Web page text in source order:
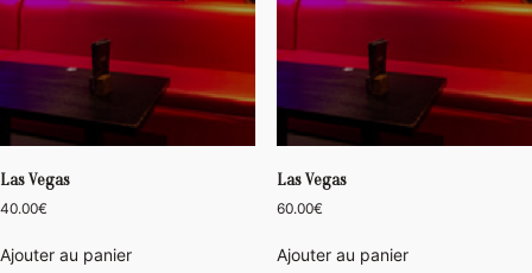
Las Vegas
40.00€
Ajouter au panier
Las Vegas
60.00€
Ajouter au panier